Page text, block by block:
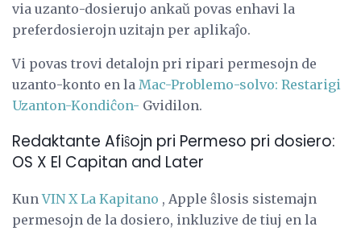
via uzanto-dosierujo ankaŭ povas enhavi la
preferdosierojn uzitajn per aplikaĵo.
Vi povas trovi detalojn pri ripari permesojn de
uzanto-konto en la Mac-Problemo-solvo: Restarigi
Uzanton-Kondiĉon- Gvidilon.
Redaktante Afiŝojn pri Permeso pri dosiero:
OS X El Capitan and Later
KunVIN X La Kapitano , Apple ŝlosis sistemajn
permesojn de la dosiero, inkluzive de tiuj en la